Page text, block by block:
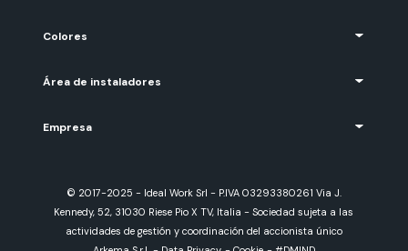
Colores
Área de instaladores
Empresa
© 2017-2025 - Ideal Work Srl - P.IVA 03293380261 Via J.
Kennedy, 52, 31030 Riese Pio X TV, Italia - Sociedad sujeta a las
actividades de gestión y coordinación del accionista único